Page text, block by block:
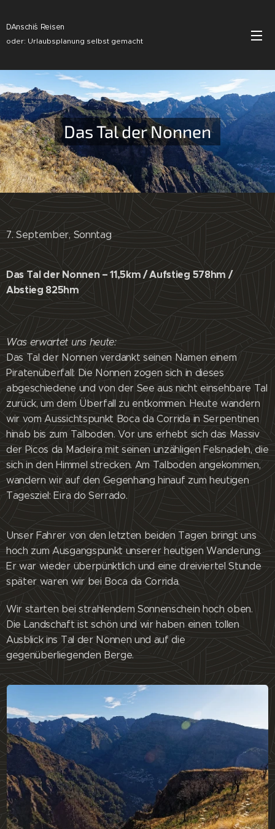
DAnschi´s Reisen
oder: Urlaubsplanung selbst gemacht
Das Tal der Nonnen
7. September, Sonntag
Das Tal der Nonnen – 11,5km / Aufstieg 578hm /
Abstieg 825hm
Was erwartet uns heute:
Das Tal der Nonnen verdankt seinen Namen einem
Piratenüberfall: Die Nonnen zogen sich in dieses
abgeschiedene und von der See aus nicht einsehbare Tal
zurück, um dem Überfall zu entkommen. Heute wandern
wir vom Aussichtspunkt Boca da Corrida in Serpentinen
hinab bis zum Talboden. Vor uns erhebt sich das Massiv
der Picos da Madeira mit seinen unzähligen Felsnadeln, die
sich in den Himmel strecken. Am Talboden angekommen,
wandern wir auf den Gegenhang hinauf zum heutigen
Tagesziel: Eira do Serrado.
Unser Fahrer von den letzten beiden Tagen bringt uns
hoch zum Ausgangspunkt unserer heutigen Wanderung.
Er war wieder überpünktlich und eine dreiviertel Stunde
später waren wir bei Boca da Corrida.
Wir starten bei strahlendem Sonnenschein hoch oben.
Die Landschaft ist schön und wir haben einen tollen
Ausblick ins Tal der Nonnen und auf die
gegenüberliegenden Berge.